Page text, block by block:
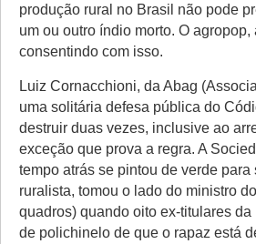
produção rural no Brasil não pode
um ou outro índio morto. O
consentindo com isso.
Luiz Cornacchioni, da Abag
uma solitária defesa pública do
destruir duas vezes, inclusive ao
exceção que prova a regra. A
tempo atrás se pintou de verde
ruralista, tomou o lado do ministro
quadros) quando oito ex-titulares
de polichinelo de que o rapaz está